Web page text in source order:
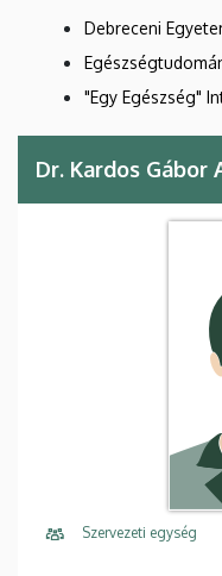
Debreceni
"Egy Egészség"
Dr. Kardos Gábor
Szervezeti egység